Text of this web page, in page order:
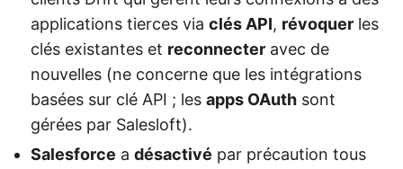
applications tierces via clés API, révoquer les
clés existantes et reconnecter avec de
nouvelles (ne concerne que les intégrations
basées sur clé API ; les apps OAuth sont
gérées par Salesloft).
Salesforce a désactivé par précaution tous